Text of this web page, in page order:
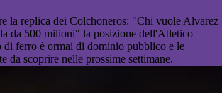
la replica dei Colchoneros: "Chi vuole Alvarez
da 500 milioni" la posizione dell'Atletico
ferro è ormai di dominio pubblico e le
da scoprire nelle prossime settimane.